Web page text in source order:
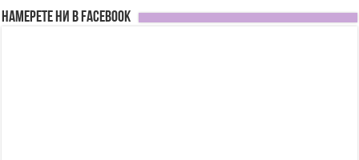
Намерете ни в FACEBOOK